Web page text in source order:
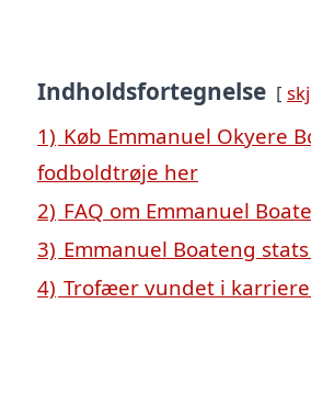
Indholdsfortegnelse
1) Køb Emmanuel Okyere
fodboldtrøje her
2) FAQ om Emmanuel
3) Emmanuel Boateng
4) Trofæer vundet i